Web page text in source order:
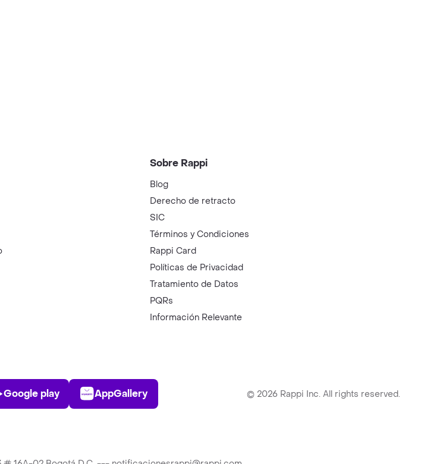
Sobre Rappi
Blog
Derecho de retracto
SIC
Términos y Condiciones
Rappi Card
Políticas de Privacidad
Tratamiento de Datos
PQRs
Información Relevante
Play Store
Google play
AppGallery
AppGallery © 2026 Rappi Inc. All rights reserved.